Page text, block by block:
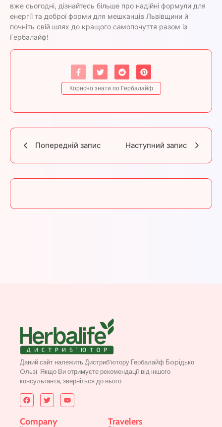
вже сьогодні, дізнайтесь більше про надійні формули для
енергії та доброї форми для мешканців Львівщини й
почніть свій шлях до кращого самопочуття разом із
Гербалайф!
Корисно знати по Гербалайф
Попередній запис Наступний запис
Даний сайт належить Дистриб’ютору Гербалайф Бopідько
Oльзі. Якщо Ви отримуєте рекомендації від іншого
консультанта, зверніться до нього
Company Travelers